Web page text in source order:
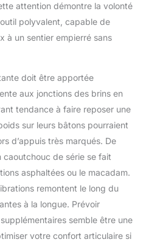
attention démontre la volonté
polyvalent, capable de
à un sentier empierré sans
doit être apportée
aux jonctions des brins en
tendance à faire reposer une
sur leurs bâtons pourraient
d’appuis très marqués. De
caoutchouc de série se fait
asphaltées ou le macadam.
remontent le long du
à la longue. Prévoir
semble être une
votre confort articulaire si